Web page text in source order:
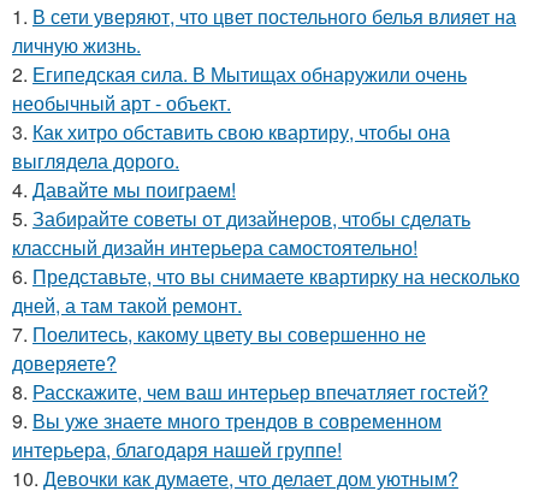
1. В сети уверяют, что цвет постельного белья влияет на
личную жизнь.
2. Египедская сила. В Мытищах обнаружили очень
необычный арт - объект.
3. Как хитро обставить свою квартиру, чтобы она
выглядела дорого.
4. Давайте мы поиграем!
5. Забирайте советы от дизайнеров, чтобы сделать
классный дизайн интерьера самостоятельно!
6. Представьте, что вы снимаете квартирку на несколько
дней, а там такой ремонт.
7. Поелитесь, какому цвету вы совершенно не
доверяете?
8. Расскажите, чем ваш интерьер впечатляет гостей?
9. Вы уже знаете много трендов в современном
интерьера, благодаря нашей группе!
10. Девочки как думаете, что делает дом уютным?